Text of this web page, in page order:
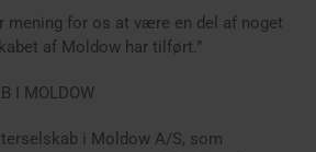
mening for os at være en del af noget
af Moldow har tilført.”
I MOLDOW
i Moldow A/S, som